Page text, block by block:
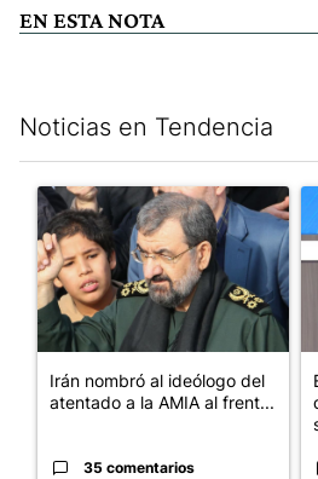
EN ESTA NOTA
Noticias en Tendencia
Un artículo de tendencia con el
Irán nombró al ideólogo del
atentado a la AMIA al frent...
35 comentarios